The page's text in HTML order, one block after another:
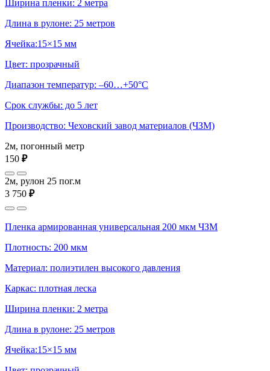
Ширина пленки: 2 метра
Длина в рулоне: 25 метров
Ячейка:15×15 мм
Цвет: прозрачный
Диапазон температур: –60…+50°С
Срок службы: до 5 лет
Производство: Чеховский завод материалов (ЧЗМ)
2м, погонный метр
150 ₽
2м, рулон 25 пог.м
3 750 ₽
Пленка армированная универсальная 200 мкм ЧЗМ
Плотность: 200 мкм
Материал: полиэтилен высокого давления
Каркас: плотная леска
Ширина пленки: 2 метра
Длина в рулоне: 25 метров
Ячейка:15×15 мм